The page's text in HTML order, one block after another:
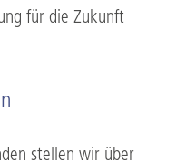
für die Zukunft
stellen wir über